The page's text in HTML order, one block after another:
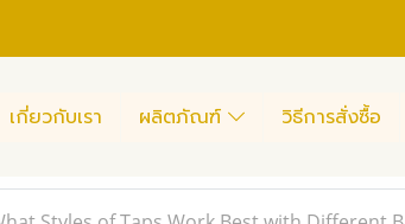
เกี่ยวกับเรา ผลิตภัณฑ์ วิธีการสั่งซื้อ